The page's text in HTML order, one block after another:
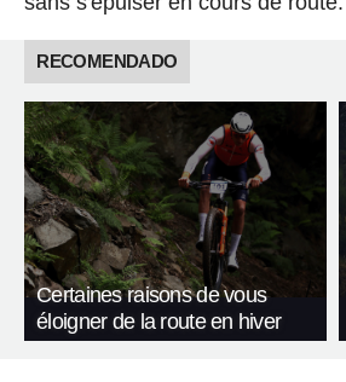
RECOMENDADO
Certaines raisons de vous
éloigner de la route en hiver